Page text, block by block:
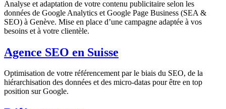
Analyse et adaptation de votre contenu publicitaire selon les
données de Google Analytics et Google Page Business (SEA &
SEO) à Genève. Mise en place d’une campagne adaptée à vos
besoins et à votre clientèle.
Agence SEO en Suisse
Optimisation de votre référencement par le biais du SEO, de la
hiérarchisation des données et des micro-datas pour être en top
position sur Google.